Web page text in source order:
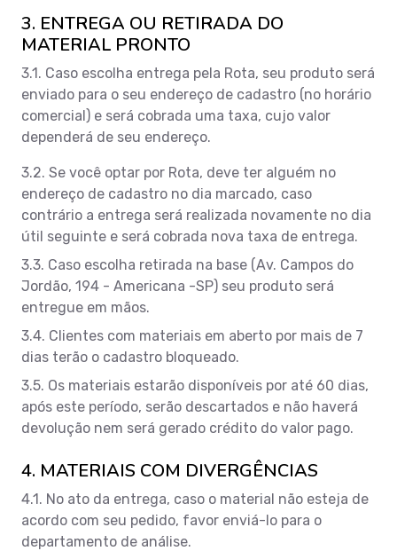
3. ENTREGA OU RETIRADA DO
MATERIAL PRONTO
3.1. Caso escolha entrega pela Rota, seu produto será
enviado para o seu endereço de cadastro (no horário
comercial) e será cobrada uma taxa, cujo valor
dependerá de seu endereço.
3.2. Se você optar por Rota, deve ter alguém no
endereço de cadastro no dia marcado, caso
contrário a entrega será realizada novamente no dia
útil seguinte e será cobrada nova taxa de entrega.
3.3. Caso escolha retirada na base (Av. Campos do
Jordão, 194 - Americana -SP) seu produto será
entregue em mãos.
3.4. Clientes com materiais em aberto por mais de 7
dias terão o cadastro bloqueado.
3.5. Os materiais estarão disponíveis por até 60 dias,
após este período, serão descartados e não haverá
devolução nem será gerado crédito do valor pago.
4. MATERIAIS COM DIVERGÊNCIAS
4.1. No ato da entrega, caso o material não esteja de
acordo com seu pedido, favor enviá-lo para o
departamento de análise.